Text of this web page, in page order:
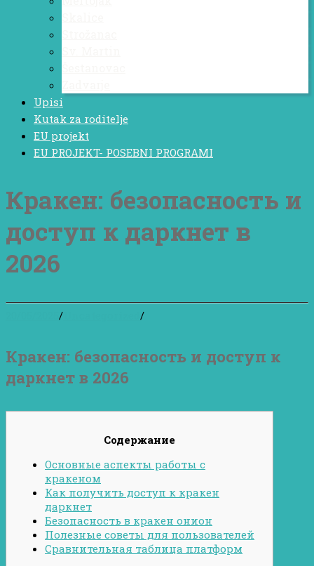
Upisi
Kutak za roditelje
EU projekt
EU PROJEKT- POSEBNI PROGRAMI
Кракен: безопасность и
доступ к даркнет в
2026
/ /
Кракен: безопасность и доступ к
даркнет в 2026
Содержание
Основные аспекты работы с
кракеном
Как получить доступ к кракен
даркнет
Безопасность в кракен онион
Полезные советы для пользователей
Сравнительная таблица платформ